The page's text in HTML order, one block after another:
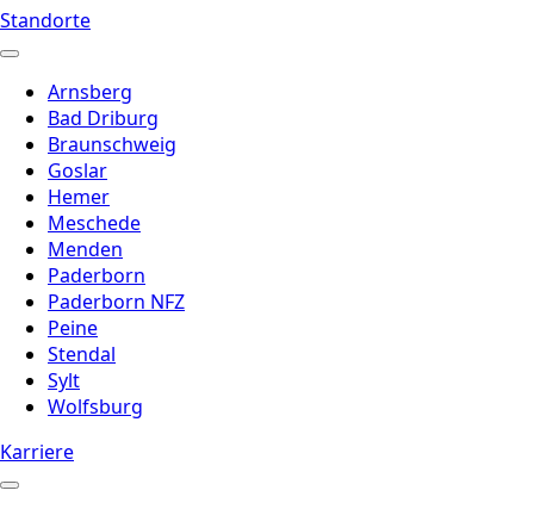
Standorte
Arnsberg
Bad Driburg
Braunschweig
Goslar
Hemer
Meschede
Menden
Paderborn
Paderborn NFZ
Peine
Stendal
Sylt
Wolfsburg
Karriere